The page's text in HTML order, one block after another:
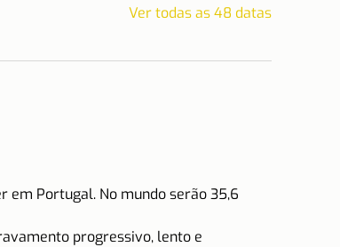
Ver todas as 48 datas
em Portugal. No mundo serão 35,6
progressivo, lento e